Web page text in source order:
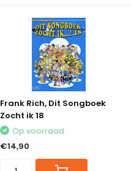
Frank Rich, Dit Songboek
Zocht ik 18
Op voorraad
€14,90